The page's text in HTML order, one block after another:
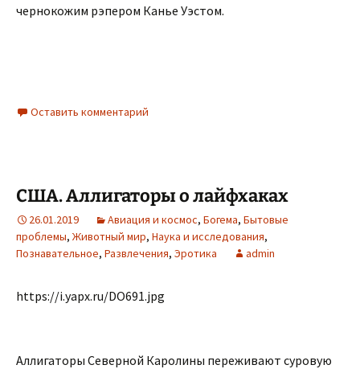
чернокожим рэпером Канье Уэстом.
Оставить комментарий
США. Аллигаторы о лайфхаках
26.01.2019 Авиация и космос, Богема, Бытовые
проблемы, Животный мир, Наука и исследования,
Познавательное, Развлечения, Эротика admin
https://i.yapx.ru/DO691.jpg
Аллигаторы Северной Каролины переживают суровую